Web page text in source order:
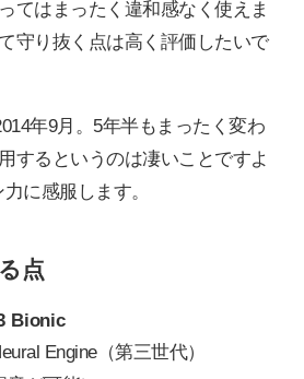
てはまったく違和感なく使えま
守り抜く点は高く評価したいで
年9月。5年半もまったく変わ
するというのは凄いことですよ
に感服します。
点
Bionic
Engine（第三世代）